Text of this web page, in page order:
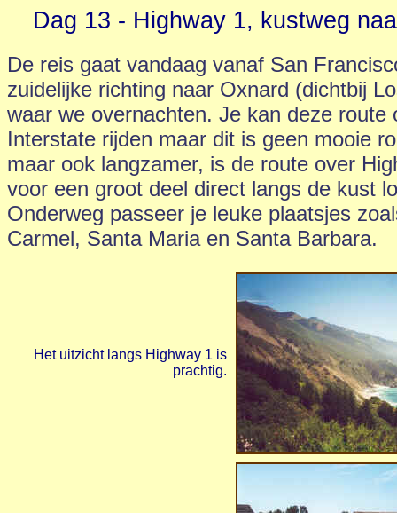
Dag 13 - Highway 1, kustweg
De reis gaat vandaag vanaf San
zuidelijke richting naar Oxnard (dichtbij
waar we overnachten. Je kan deze route
Interstate rijden maar dit is geen mooie
maar ook langzamer, is de route over
voor een groot deel direct langs de kust
Onderweg passeer je leuke plaatsjes
Carmel, Santa Maria en Santa Barbara.
Het uitzicht langs Highway 1 is
prachtig.